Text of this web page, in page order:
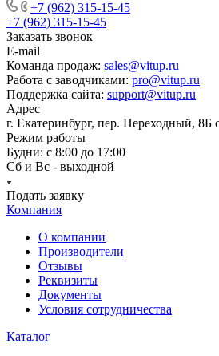
+7 (962) 315-15-45
+7 (962) 315-15-45
Заказать звонок
E-mail
Команда продаж: sales@vitup.ru
Работа с заводчиками: pro@vitup.ru
Поддержка сайта: support@vitup.ru
Адрес
г. Екатеринбург, пер. Переходный, 8Б
Режим работы
Будни: с 8:00 до 17:00
Сб и Вс - выходной
Подать заявку
Компания
О компании
Производители
Отзывы
Реквизиты
Документы
Условия сотрудничества
Каталог